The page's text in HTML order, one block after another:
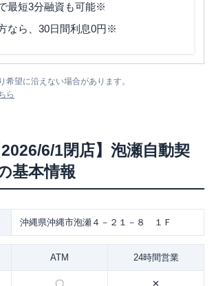
最短3分融資も可能※
なら、30日間利息0円※
希望に沿えない場合があります。
ら
2026/6/1閉店】泡瀬自動契
基本情報
沖縄県沖縄市泡瀬４－２１－８ １Ｆ
ATM 24時間営業
〇 ✕